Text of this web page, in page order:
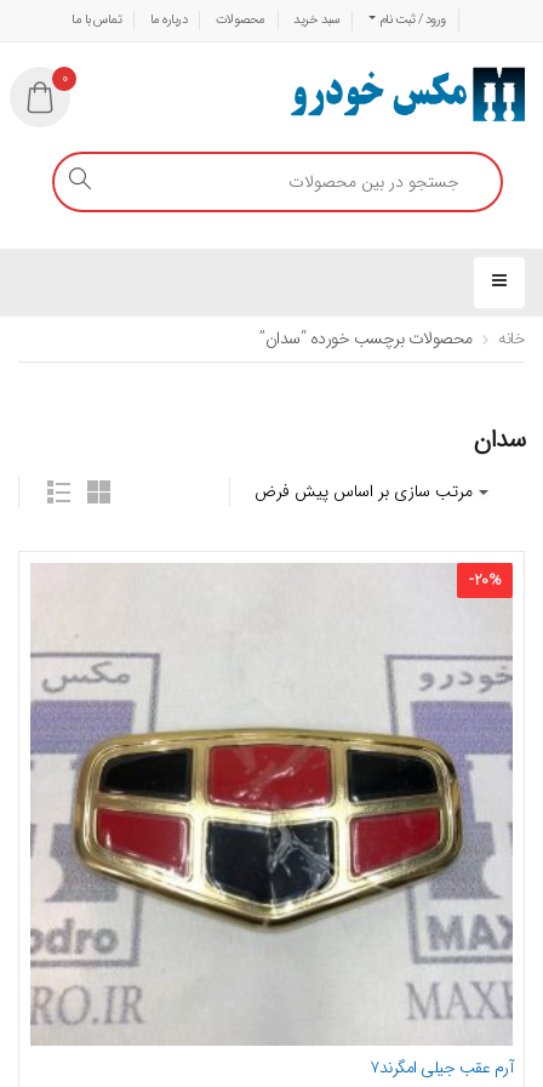
ورود / ثبت نام سبد خرید محصولات درباره ما تماس با ما
0
خانه محصولات برچسب خورده “سدان”
سدان
-20%
آرم عقب جیلی امگرند۷